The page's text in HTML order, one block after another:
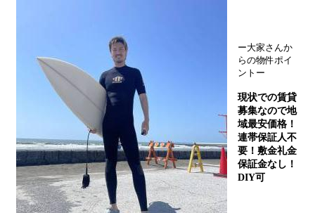
ー大家さんか
らの物件ポイ
ントー
現状での賃貸
募集なので地
域最安価格！
連帯保証人不
要！敷金礼金
保証金なし！
DIY可